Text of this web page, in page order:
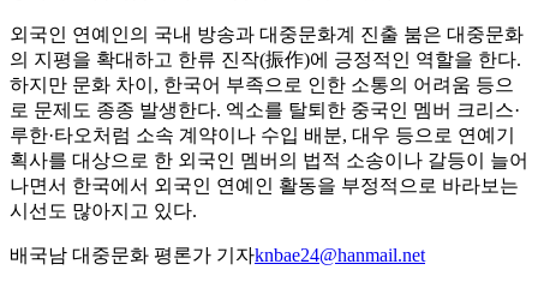
외국인 연예인의 국내 방송과 대중문화계 진출 붐은 대중문화
의 지평을 확대하고 한류 진작(振作)에 긍정적인 역할을 한다.
하지만 문화 차이, 한국어 부족으로 인한 소통의 어려움 등으
로 문제도 종종 발생한다. 엑소를 탈퇴한 중국인 멤버 크리스·
루한·타오처럼 소속 계약이나 수입 배분, 대우 등으로 연예기
획사를 대상으로 한 외국인 멤버의 법적 소송이나 갈등이 늘어
나면서 한국에서 외국인 연예인 활동을 부정적으로 바라보는
시선도 많아지고 있다.
배국남 대중문화 평론가 기자knbae24@hanmail.net